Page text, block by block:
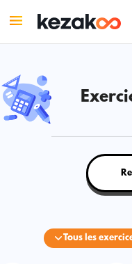
Tous les